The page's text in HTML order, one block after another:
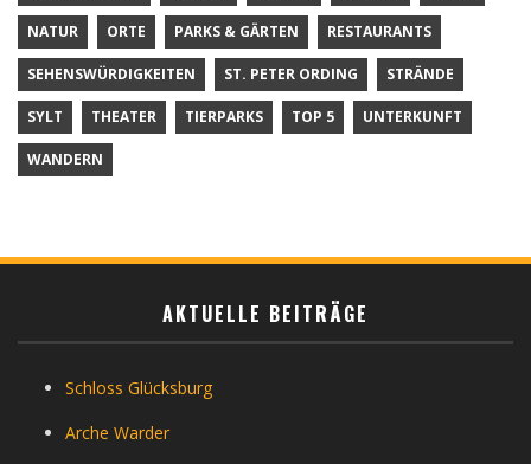
NATUR ORTE PARKS & GÄRTEN RESTAURANTS
SEHENSWÜRDIGKEITEN ST. PETER ORDING STRÄNDE
SYLT THEATER TIERPARKS TOP 5 UNTERKUNFT
WANDERN
AKTUELLE BEITRÄGE
Schloss Glücksburg
Arche Warder